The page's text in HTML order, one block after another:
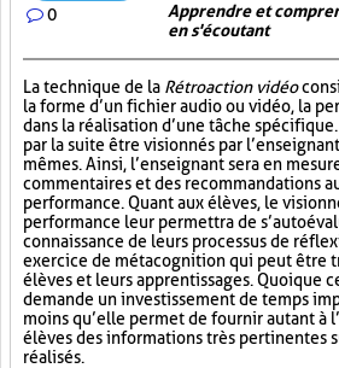
0
Apprendre et
en s'écoutant
La technique de la Rétroaction vidéo
la forme d’un fichier audio ou vidéo, la
dans la réalisation d’une tâche
par la suite être visionnés par
mêmes. Ainsi, l’enseignant sera en
commentaires et des recommandations
performance. Quant aux élèves, le
performance leur permettra de
connaissance de leurs processus de
exercice de métacognition qui peut être
élèves et leurs apprentissages. Quoique
demande un investissement de temps
moins qu’elle permet de fournir autant à
élèves des informations très pertinentes
réalisés.